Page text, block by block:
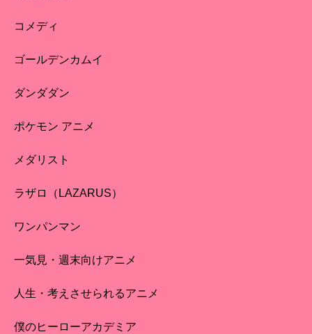
コメディ
ゴールデンカムイ
ダンダダン
ポケモン アニメ
メダリスト
ラザロ（LAZARUS）
ワンパンマン
一気見・週末向けアニメ
人生・考えさせられるアニメ
僕のヒーローアカデミア